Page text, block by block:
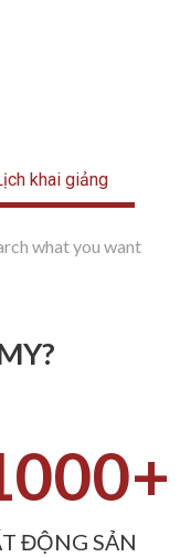
khai giảng
+
ĐỘNG SẢN